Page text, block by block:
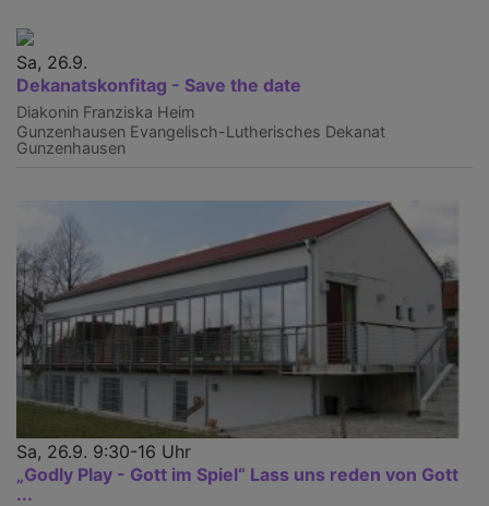
Sa, 26.9.
Dekanatskonfitag - Save the date
Diakonin Franziska Heim
Gunzenhausen Evangelisch-Lutherisches Dekanat
Gunzenhausen
Sa, 26.9. 9:30-16 Uhr
„Godly Play - Gott im Spiel“ Lass uns reden von Gott
...